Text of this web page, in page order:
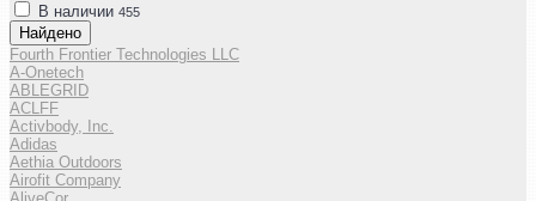
В наличии 455
Найдено
Fourth Frontier Technologies LLC
A-Onetech
ABLEGRID
ACLFF
Activbody, Inc.
Adidas
Aethia Outdoors
Airofit Company